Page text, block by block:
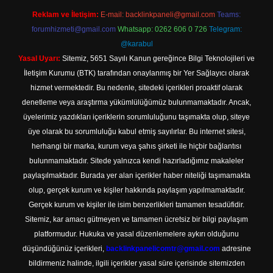
Reklam ve İletişim: E-mail: backlinkpaneli@gmail.com Teams:
forumhizmeti@gmail.com Whatsapp: 0262 606 0 726 Telegram:
@karabul
Yasal Uyarı: Sitemiz, 5651 Sayılı Kanun gereğince Bilgi Teknolojileri ve
İletişim Kurumu (BTK) tarafından onaylanmış bir Yer Sağlayıcı olarak
hizmet vermektedir. Bu nedenle, sitedeki içerikleri proaktif olarak
denetleme veya araştırma yükümlülüğümüz bulunmamaktadır. Ancak,
üyelerimiz yazdıkları içeriklerin sorumluluğunu taşımakta olup, siteye
üye olarak bu sorumluluğu kabul etmiş sayılırlar. Bu internet sitesi,
herhangi bir marka, kurum veya şahıs şirketi ile hiçbir bağlantısı
bulunmamaktadır. Sitede yalnızca kendi hazırladığımız makaleler
paylaşılmaktadır. Burada yer alan içerikler haber niteliği taşımamakta
olup, gerçek kurum ve kişiler hakkında paylaşım yapılmamaktadır.
Gerçek kurum ve kişiler ile isim benzerlikleri tamamen tesadüfidir.
Sitemiz, kar amacı gütmeyen ve tamamen ücretsiz bir bilgi paylaşım
platformudur. Hukuka ve yasal düzenlemelere aykırı olduğunu
düşündüğünüz içerikleri, backlinkpanelicomtr@gmail.com adresine
bildirmeniz halinde, ilgili içerikler yasal süre içerisinde sitemizden